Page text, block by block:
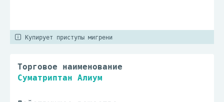
Купирует приступы мигрени
Торговое наименование
Суматриптан Алиум